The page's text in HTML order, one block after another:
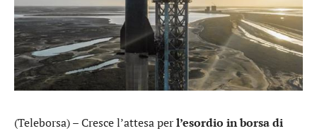
(Teleborsa) – Cresce l’attesa perl’esordio in borsa di